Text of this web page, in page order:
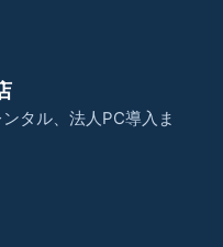
タル、法人PC導入ま